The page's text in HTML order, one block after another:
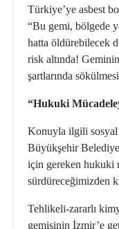
Türkiye’ye asbest
“Bu gemi, bölgede
hatta öldürebilecek
risk altında!
şartlarında
“Hukuki
Konuyla ilgili sosyal
Büyükşehir
için gereken hukuki
sürdüreceğimizden
Tehlikeli-zararlı
gemisinin İzmir’e